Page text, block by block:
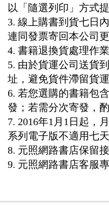
以「隨選列印」方式
3. 線上購書到貨七日
連同發票寄回本公司
4. 書籍退換貨處理作
5. 由於貨運公司送貨
址，避免貨件滯留貨
6. 若您選購的書籍包
發；若需分次寄發，
7. 2016年1月1日起，
系列電子版不適用七
8. 元照網路書店保留
9. 元照網路書店客服